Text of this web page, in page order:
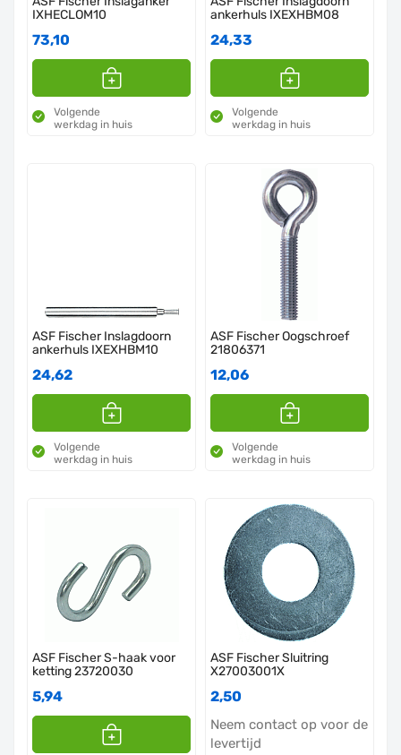
IXHECLOM10
73,10
Volgende
werkdag in huis
ankerhuls IXEXHBM08
24,33
Volgende
werkdag in huis
ASF Fischer Inslagdoorn
ankerhuls IXEXHBM10
24,62
Volgende
werkdag in huis
ASF Fischer Oogschroef
21806371
12,06
Volgende
werkdag in huis
ASF Fischer S-haak voor
ketting 23720030
5,94
ASF Fischer Sluitring
X27003001X
2,50
Neem contact op voor de
levertijd